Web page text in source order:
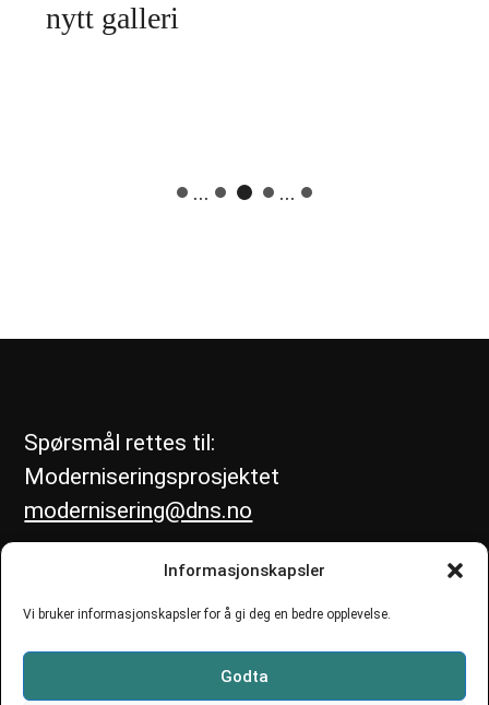
Informasjonskapsler
Vi bruker informasjonskapsler for å gi deg en bedre opplevelse.
Godta
nytt galleri
... ...
Spørsmål rettes til:
Moderniseringsprosjektet
modernisering@dns.no